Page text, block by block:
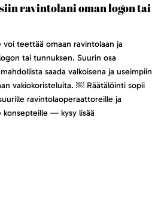
ravintolani oman logon tai
voi teettää omaan ravintolaan ja
tai tunnuksen. Suurin osa
saada valkoisena ja useimpiin
vakiokoristeluita. ￼ Räätälöinti sopii
ravintolaoperaattoreille ja
konsepteille — kysy lisää